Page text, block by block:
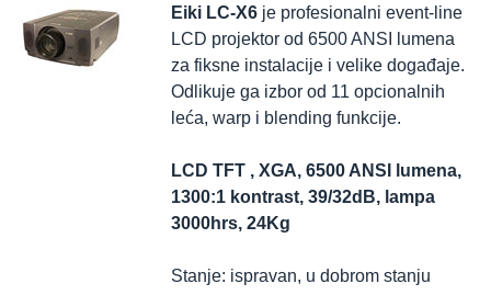
Eiki LC-X6 je profesionalni event-line
LCD projektor od 6500 ANSI lumena
za fiksne instalacije i velike događaje.
Odlikuje ga izbor od 11 opcionalnih
leća, warp i blending funkcije.
LCD TFT , XGA, 6500 ANSI lumena,
1300:1 kontrast, 39/32dB, lampa
3000hrs, 24Kg
Stanje: ispravan, u dobrom stanju